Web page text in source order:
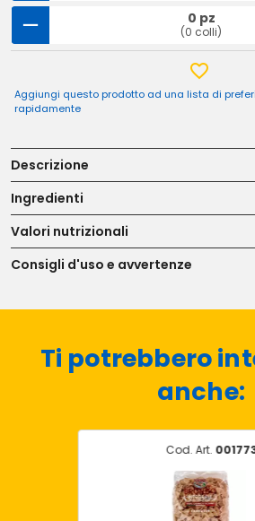
0 pz
(0 colli)
Aggiungi questo prodotto ad una lista di
rapidamente
Descrizione
Ingredienti
Valori nutrizionali
Consigli d'uso e avvertenze
Ti potrebbero
anche:
Cod. Art.